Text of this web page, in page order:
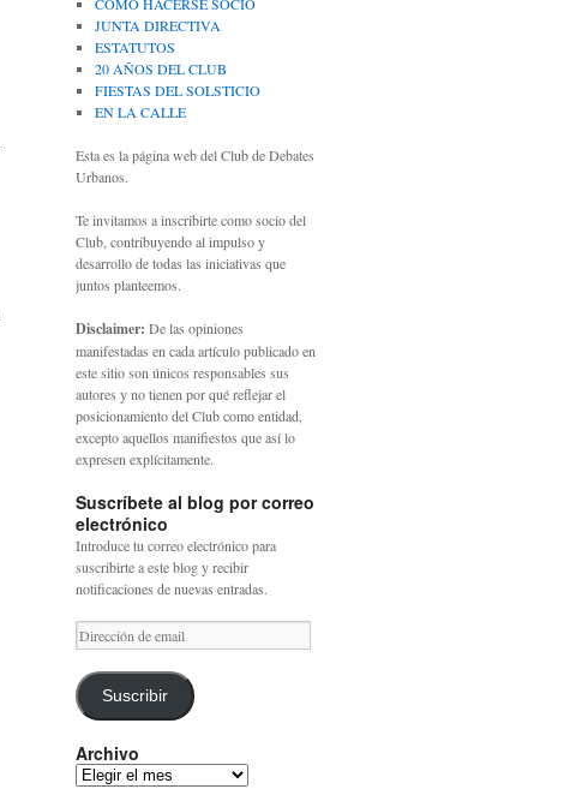
JUNTA DIRECTIVA
ESTATUTOS
20 AÑOS DEL CLUB
FIESTAS DEL SOLSTICIO
EN LA CALLE
Esta es la página web del Club de Debates
Urbanos.
Te invitamos a inscribirte como socio del
Club, contribuyendo al impulso y
desarrollo de todas las iniciativas que
juntos planteemos.
Disclaimer: De las opiniones
manifestadas en cada artículo publicado en
este sitio son únicos responsables sus
autores y no tienen por qué reflejar el
posicionamiento del Club como entidad,
excepto aquellos manifiestos que así lo
expresen explícitamente.
Suscríbete al blog por correo
electrónico
Introduce tu correo electrónico para
suscribirte a este blog y recibir
notificaciones de nuevas entradas.
Dirección
de
email
Suscribir
Archivo
Archivo